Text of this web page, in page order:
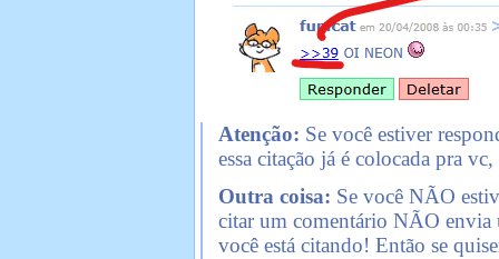
Atenção: Se você estiver
essa citação já é colocada pra
Outra coisa: Se você NÃO
citar um comentário NÃO envia
você está citando! Então se